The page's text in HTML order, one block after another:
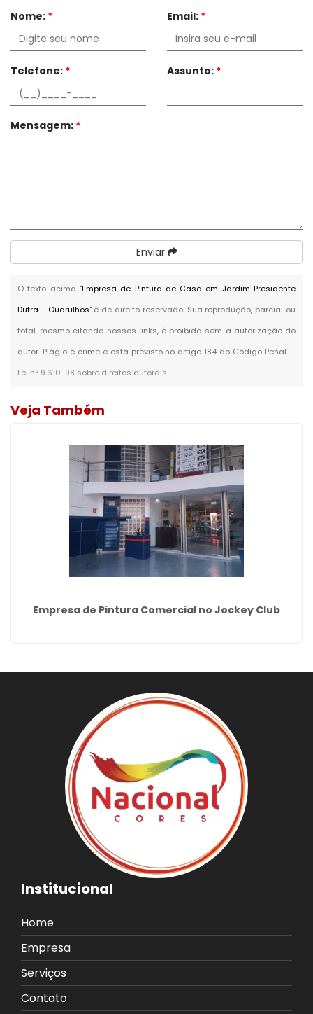
Nome: * Email: *
Telefone: * Assunto: *
Mensagem: *
Enviar
O texto acima "Empresa de Pintura de Casa em Jardim Presidente
Dutra - Guarulhos" é de direito reservado. Sua reprodução, parcial ou
total, mesmo citando nossos links, é proibida sem a autorização do
autor. Plágio é crime e está previsto no artigo 184 do Código Penal. –
Lei n° 9.610-98 sobre direitos autorais.
Veja Também
Empresa de Pintura Comercial no Jockey Club
Institucional
Home
Empresa
Serviços
Contato